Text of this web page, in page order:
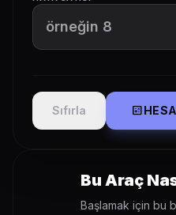
Sıfırla calculate
Bu Araç
Başlamak için bu